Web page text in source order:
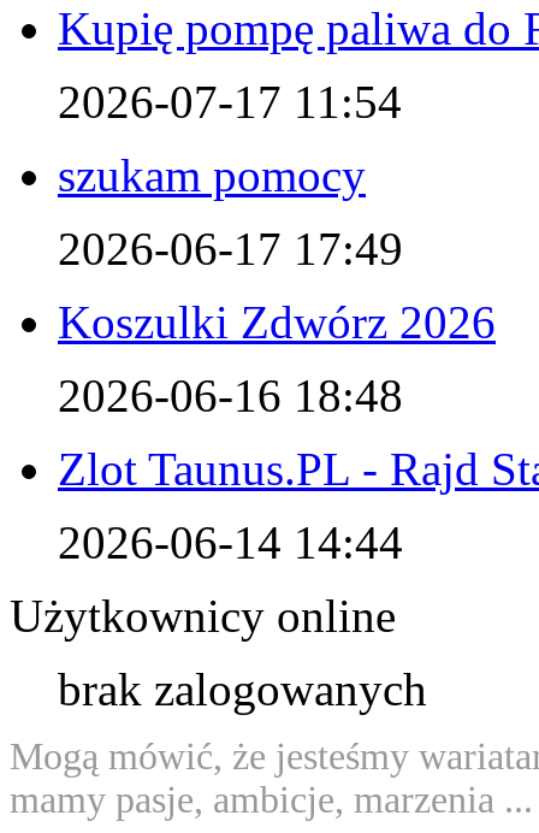
Kupię pompę paliwa do
2026-07-17 11:54
szukam pomocy
2026-06-17 17:49
Koszulki Zdwórz 2026
2026-06-16 18:48
Zlot Taunus.PL - Rajd
2026-06-14 14:44
Użytkownicy online
brak zalogowanych
Mogą mówić, że jes­teśmy
ma­my pas­je, am­bicje, marze­nia ...